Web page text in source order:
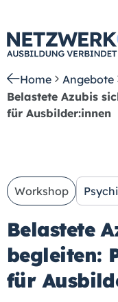
Home
Angebote
Belastete Azubis
für Ausbilder:innen
Workshop
Belastete
begleiten:
für